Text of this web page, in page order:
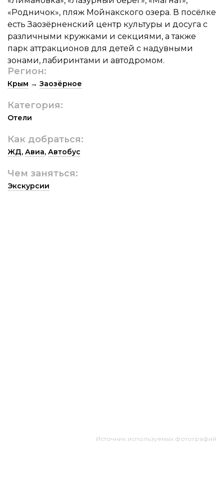
«Родничок», пляж Мойнакского озера. В посёлке
есть Заозёрненский центр культуры и досуга с
различными кружками и секциями, а также
парк аттракционов для детей с надувными
зонами, лабиринтами и автодромом.
Регион:
Крым → Заозёрное
Категория:
Отели
Как добраться:
ЖД, Авиа, Автобус
Чем заняться:
Экскурсии
Источник используемых фотографий